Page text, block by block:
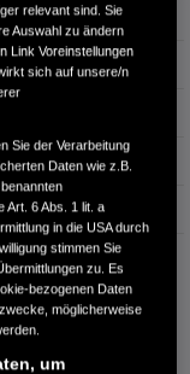
PS
relevant sind. Sie
Auswahl zu ändern
Link Voreinstellungen
sich auf unsere/n
Sie der Verarbeitung
Daten wie z.B.
Art. 6 Abs. 1 lit. a
in die USA durch
stimmen Sie
zu. Es
bezogenen Daten
möglicherweise
um